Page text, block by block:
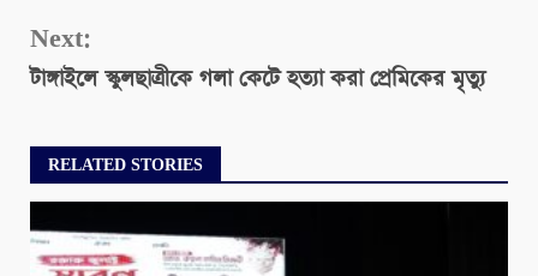
Next:
টাঙ্গাইলে স্কুলছাত্রীকে গলা কেটে হত্যা করা প্রেমিকের মৃত্যু
RELATED STORIES